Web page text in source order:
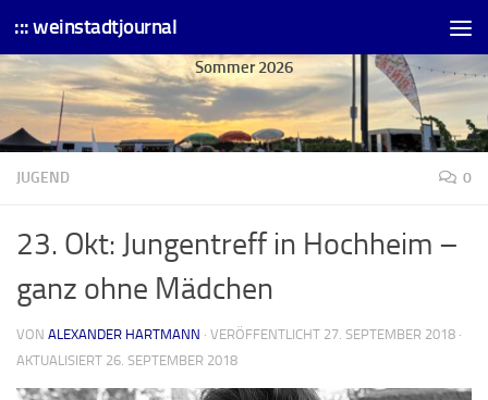
Skip to content
::: weinstadtjournal
Sommer 2026
JUGEND 0
23. Okt: Jungentreff in Hochheim –
ganz ohne Mädchen
VON ALEXANDER HARTMANN · VERÖFFENTLICHT 27. SEPTEMBER 2018 ·
AKTUALISIERT 26. SEPTEMBER 2018